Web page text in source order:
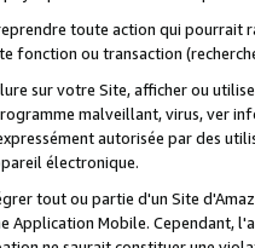
toute action qui
fonction ou transaction
sur votre Site, afficher ou
malveillant, virus, ver
autorisée par des
électronique.
tout ou partie d'un Site
Application Mobile. Cependant,